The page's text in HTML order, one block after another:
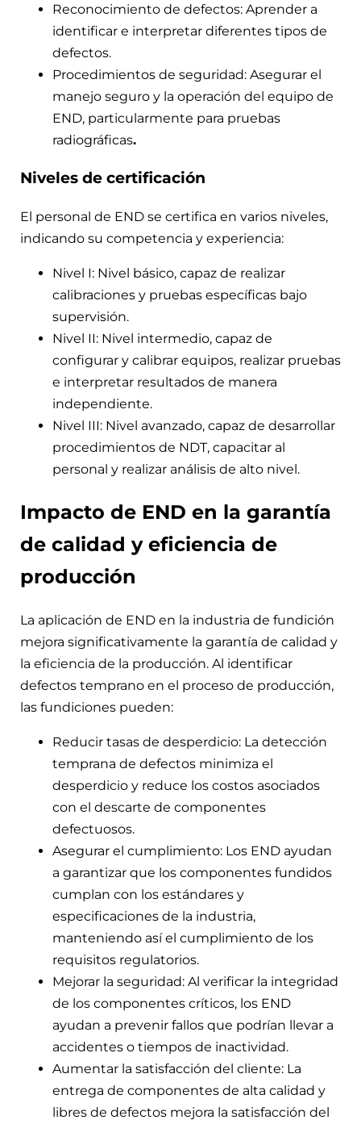
Reconocimiento de defectos: Aprender a
identificar e interpretar diferentes tipos de
defectos.
Procedimientos de seguridad: Asegurar el
manejo seguro y la operación del equipo de
END, particularmente para pruebas
radiográficas.
Niveles de certificación
El personal de END se certifica en varios niveles,
indicando su competencia y experiencia:
Nivel I: Nivel básico, capaz de realizar
calibraciones y pruebas específicas bajo
supervisión.
Nivel II: Nivel intermedio, capaz de
configurar y calibrar equipos, realizar pruebas
e interpretar resultados de manera
independiente.
Nivel III: Nivel avanzado, capaz de desarrollar
procedimientos de NDT, capacitar al
personal y realizar análisis de alto nivel.
Impacto de END en la garantía
de calidad y eficiencia de
producción
La aplicación de END en la industria de fundición
mejora significativamente la garantía de calidad y
la eficiencia de la producción. Al identificar
defectos temprano en el proceso de producción,
las fundiciones pueden:
Reducir tasas de desperdicio: La detección
temprana de defectos minimiza el
desperdicio y reduce los costos asociados
con el descarte de componentes
defectuosos.
Asegurar el cumplimiento: Los END ayudan
a garantizar que los componentes fundidos
cumplan con los estándares y
especificaciones de la industria,
manteniendo así el cumplimiento de los
requisitos regulatorios.
Mejorar la seguridad: Al verificar la integridad
de los componentes críticos, los END
ayudan a prevenir fallos que podrían llevar a
accidentes o tiempos de inactividad.
Aumentar la satisfacción del cliente: La
entrega de componentes de alta calidad y
libres de defectos mejora la satisfacción del